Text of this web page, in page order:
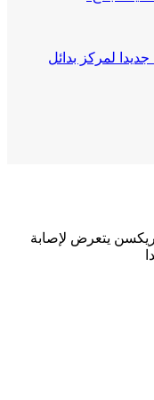
لمركز بدائل
يتعرض لإصابة